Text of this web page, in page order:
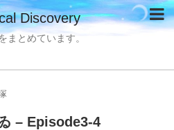
Discovery
まとめています。
– Episode3-4